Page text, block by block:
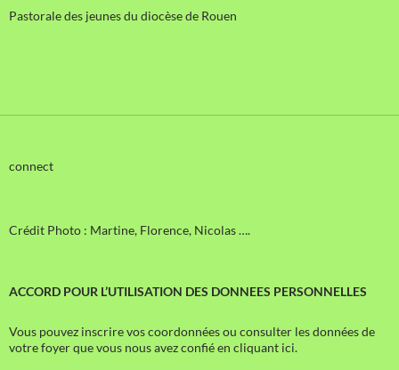
Pastorale des jeunes du diocèse de Rouen
connect
Crédit Photo : Martine, Florence, Nicolas ….
ACCORD POUR L’UTILISATION DES DONNEES PERSONNELLES
Vous pouvez inscrire vos coordonnées ou consulter les données de
votre foyer que vous nous avez confié en cliquant ici.